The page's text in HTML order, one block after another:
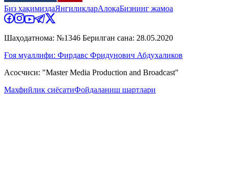
Биз ҳақимиздаЯнгиликларАлоқаБизнинг жамоа
Шаҳодатнома: №1346 Берилган сана: 28.05.2020
Ғоя муаллифи: Фирдавс Фридунович Абдухаликов
Асосчиси: "Master Media Production and Broadcast"
Махфийлик сиёсатиФойдаланиш шартлари